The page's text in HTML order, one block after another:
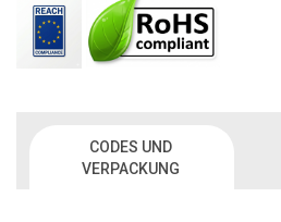
CODES UND
VERPACKUNG